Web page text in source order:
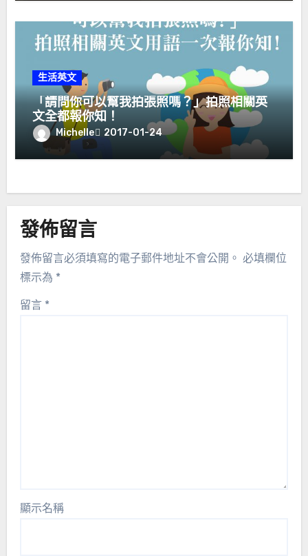
生活英文
「請問你可以幫我拍張照嗎？」拍照相關英
文全都報你知！
Michelle 2017-01-24
發佈留言
發佈留言必須填寫的電子郵件地址不會公開。 必填欄位
標示為 *
留言 *
顯示名稱